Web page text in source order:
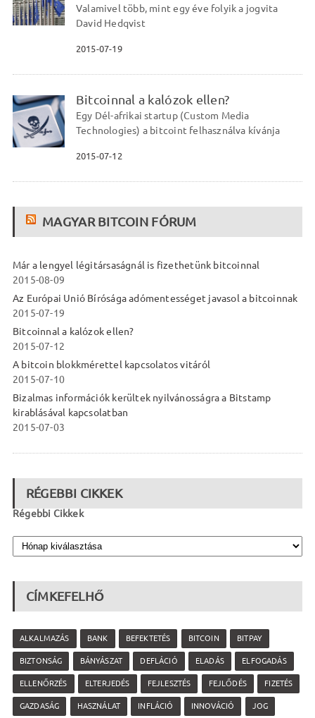
Valamivel több, mint egy éve folyik a jogvita
David Hedqvist
2015-07-19
Bitcoinnal a kalózok ellen?
Egy Dél-afrikai startup (Custom Media
Technologies) a bitcoint felhasználva kívánja
2015-07-12
MAGYAR BITCOIN FÓRUM
Már a lengyel légitársaságnál is fizethetünk bitcoinnal
2015-08-09
Az Európai Unió Bírósága adómentességet javasol a bitcoinnak
2015-07-19
Bitcoinnal a kalózok ellen?
2015-07-12
A bitcoin blokkmérettel kapcsolatos vitáról
2015-07-10
Bizalmas információk kerültek nyilvánosságra a Bitstamp
kirablásával kapcsolatban
2015-07-03
RÉGEBBI CIKKEK
Régebbi Cikkek
CÍMKEFELHŐ
ALKALMAZÁS BANK BEFEKTETÉS BITCOIN BITPAY
BIZTONSÁG BÁNYÁSZAT DEFLÁCIÓ ELADÁS ELFOGADÁS
ELLENŐRZÉS ELTERJEDÉS FEJLESZTÉS FEJLŐDÉS FIZETÉS
GAZDASÁG HASZNÁLAT INFLÁCIÓ INNOVÁCIÓ JOG